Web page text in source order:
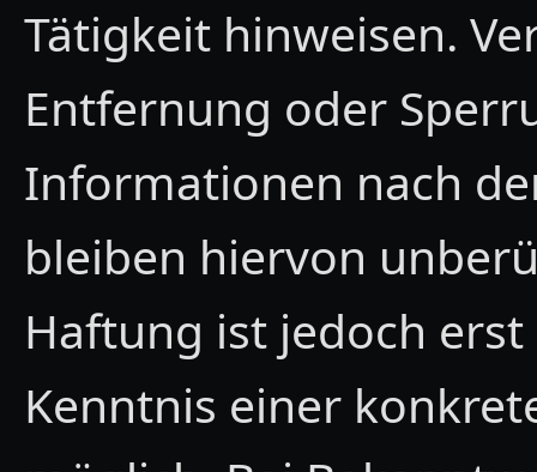
Tätigkeit hinweisen.
Entfernung oder
Informationen nach
bleiben hiervon
Haftung ist jedoch
Kenntnis einer